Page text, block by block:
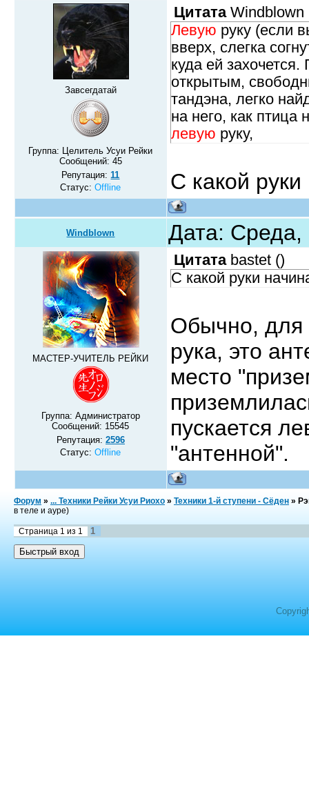
Завсегдатай
Группа: Целитель Усуи Рейки
Сообщений: 45
Репутация:11
Статус:Offline
Цитата Windblown
Левую руку (если
вверх, слегка
куда ей
открытым,
тандэна, легко
на него, как птица
левую руку,
С какой
Windblown Дата:
МАСТЕР-УЧИТЕЛЬ РЕЙКИ
Группа: Администратор
Сообщений: 15545
Репутация: 2596
Статус:Offline
Цитата bastet ()
С какой руки
Обычно, для
рука, это
место
пускается
"антенной".
Форум » ... Техники Рейки Усуи Риохо » Техники 1-й ступени - Сёден »
в теле и ауре)
Страница 1 из 1 1